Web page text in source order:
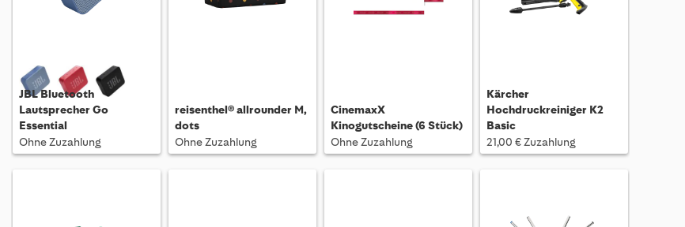
JBL Bluetooth
Lautsprecher Go
Essential
Ohne Zuzahlung
reisenthel® allrounder M,
dots
Ohne Zuzahlung
CinemaxX
Kinogutscheine (6 Stück)
Ohne Zuzahlung
Kärcher
Hochdruckreiniger K2
Basic
21,00 € Zuzahlung